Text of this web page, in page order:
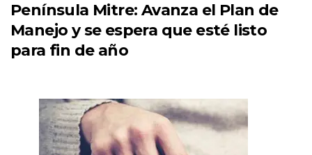
Península Mitre: Avanza el Plan de
Manejo y se espera que esté listo
para fin de año